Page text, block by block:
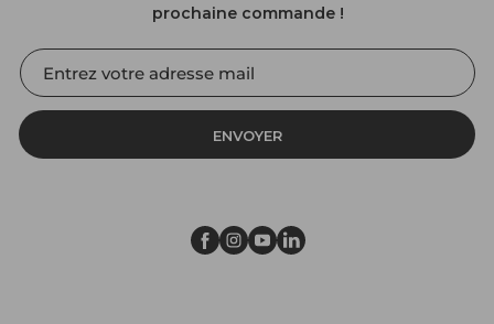
prochaine commande !
ENVOYER